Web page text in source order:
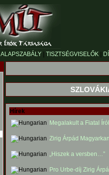
ALAPSZABÁLY TISZTSÉGVISELŐK
Hírek
Megalakult a Fiatal
Zirig Árpád
„Hiszek a versben…”
Pro Urbe-díj Zirig